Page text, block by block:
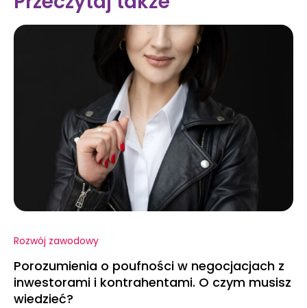
Rozwój zawodowy
Porozumienia o poufności w negocjacjach z
inwestorami i kontrahentami. O czym musisz
wiedzieć?